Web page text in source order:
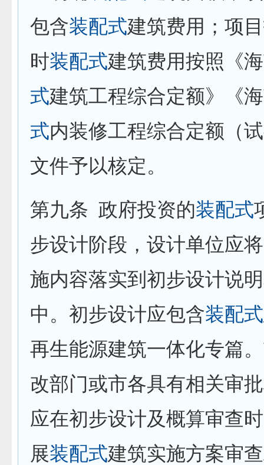
包含装配式建筑费用；项
时装配式建筑费用按照《
式建筑工程综合定额》《
式内装修工程综合定额（
文件予以核定。
第九条 政府投资的装配式
步设计阶段，设计单位应将
施内容落实到初步设计说
中。初步设计应包含装配式
再生能源建筑一体化专篇
改部门或市各具有相关审
应在初步设计及概算审查
展装配式建筑实施方案审